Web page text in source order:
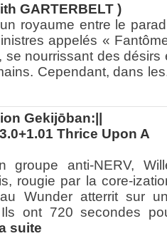
GARTERBELT )
royaume entre le
appelés «
se nourrissant des désirs
Cependant, dans
Gekijōban:||
Thrice Upon A
groupe anti-NERV,
rougie par la core-
Wunder atterrit sur
ont 720 secondes
suite